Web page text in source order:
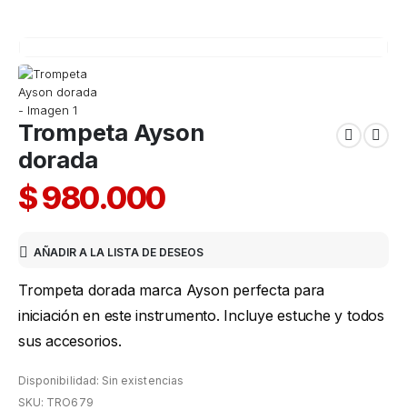
Trompeta Ayson
dorada
$980.000
AÑADIR A LA LISTA DE DESEOS
Trompeta dorada marca Ayson perfecta para
iniciación en este instrumento. Incluye estuche y todos
sus accesorios.
Disponibilidad: Sin existencias
SKU: TRO679